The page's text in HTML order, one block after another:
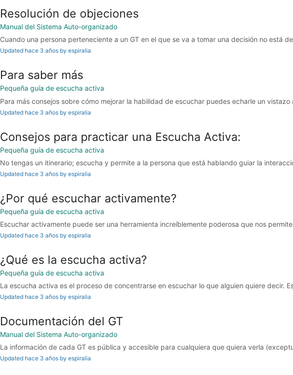
Resolución de objeciones
Manual del Sistema Auto-organizado
Cuando una persona perteneciente a un GT en el que se va a tomar una decisión no está
Updated hace 3 años by espiralia
Para saber más
Pequeña guía de escucha activa
Para más consejos sobre cómo mejorar la habilidad de escuchar puedes echarle un vistazo
Updated hace 3 años by espiralia
Consejos para practicar una Escucha Activa:
Pequeña guía de escucha activa
No tengas un itinerario; escucha y permite a la persona que está hablando guiar la
Updated hace 3 años by espiralia
¿Por qué escuchar activamente?
Pequeña guía de escucha activa
Escuchar activamente puede ser una herramienta increíblemente poderosa que nos
Updated hace 3 años by espiralia
¿Qué es la escucha activa?
Pequeña guía de escucha activa
La escucha activa es el proceso de concentrarse en escuchar lo que alguien quiere decir.
Updated hace 3 años by espiralia
Documentación del GT
Manual del Sistema Auto-organizado
La información de cada GT es pública y accesible para cualquiera que quiera verla
Updated hace 3 años by espiralia